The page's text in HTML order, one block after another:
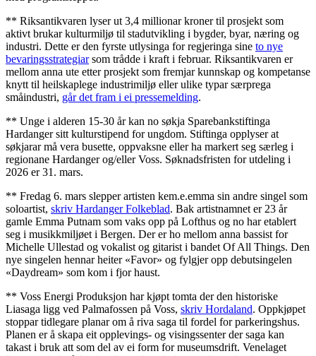
** Riksantikvaren lyser ut 3,4 millionar kroner til prosjekt som
aktivt brukar kulturmiljø til stadutvikling i bygder, byar, næring og
industri. Dette er den fyrste utlysinga for regjeringa sine to nye
bevaringsstrategiarsom trådde i kraft i februar. Riksantikvaren er
mellom anna ute etter prosjekt som fremjar kunnskap og kompetanse
knytt til heilskaplege industrimiljø eller ulike typar særprega
småindustri, går det fram i ei pressemelding.
** Unge i alderen 15-30 år kan no søkja Sparebankstiftinga
Hardanger sitt kulturstipend for ungdom. Stiftinga opplyser at
søkjarar må vera busette, oppvaksne eller ha markert seg særleg i
regionane Hardanger og/eller Voss. Søknadsfristen for utdeling i
2026 er 31. mars.
** Fredag 6. mars slepper artisten kem.e.emma sin andre singel som
soloartist, skriv Hardanger Folkeblad. Bak artistnamnet er 23 år
gamle Emma Putnam som vaks opp på Lofthus og no har etablert
seg i musikkmiljøet i Bergen. Der er ho mellom anna bassist for
Michelle Ullestad og vokalist og gitarist i bandet Of All Things. Den
nye singelen hennar heiter «Favor» og fylgjer opp debutsingelen
«Daydream» som kom i fjor haust.
** Voss Energi Produksjon har kjøpt tomta der den historiske
Liasaga ligg ved Palmafossen på Voss, skriv Hordaland. Oppkjøpet
stoppar tidlegare planar om å riva saga til fordel for parkeringshus.
Planen er å skapa eit opplevings- og visingssenter der saga kan
takast i bruk att som del av ei form for museumsdrift. Venelaget